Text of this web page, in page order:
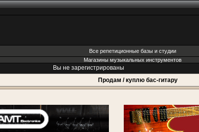
Все репетиционные базы и студии
Магазины музыкальных инструментов
Вы не зарегистрированы
Продам / куплю бас-гитару